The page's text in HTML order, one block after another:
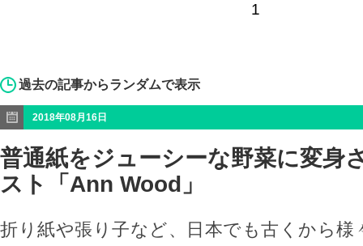
1
過去の記事からランダムで表示
2018年08月16日
普通紙をジューシーな野菜に変身
スト「Ann Wood」
折り紙や張り子など、日本でも古くから様